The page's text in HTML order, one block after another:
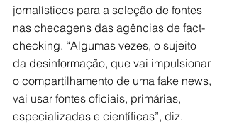
jornalísticos para a seleção de fontes
nas checagens das agências de fact-
checking. “Algumas vezes, o sujeito
da desinformação, que vai impulsionar
o compartilhamento de uma fake news,
vai usar fontes oficiais, primárias,
especializadas e científicas”, diz.